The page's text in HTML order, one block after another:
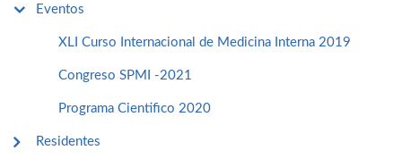
Eventos
XLI Curso Internacional de Medicina Interna 2019
Congreso SPMI -2021
Programa Cientifico 2020
Residentes